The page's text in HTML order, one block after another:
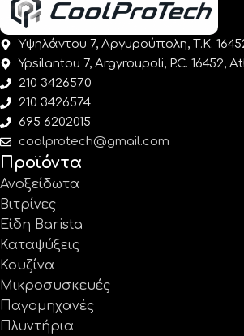
Υψηλάντου 7, Αργυρούπολη, Τ.Κ.
Ypsilantou 7, Argyroupoli, P.C. 16452,
210 3426570
210 3426574
695 6202015
coolprotech@gmail.com
Προϊόντα
Ανοξείδωτα
Βιτρίνες
Είδη Barista
Καταψύξεις
Κουζίνα
Μικροσυσκευές
Παγομηχανές
Πλυντήρια